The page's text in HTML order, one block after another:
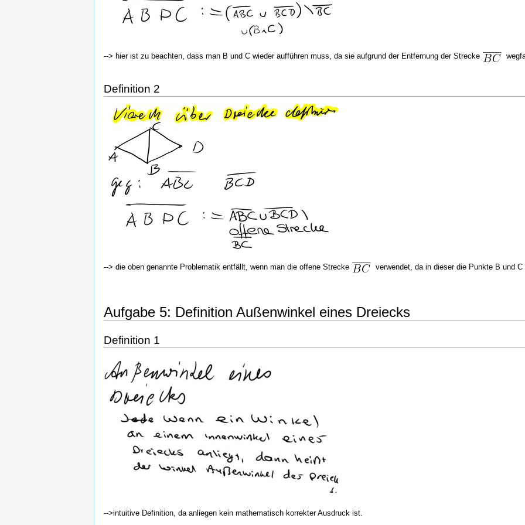
--> hier ist zu beachten, dass man B und C wieder aufführen muss, da sie aufgrund der Entfernung der Strecke
Definition 2
--> die oben genannte Problematik entfällt, wenn man die offene Strecke verwendet, da in dieser die Punkte B und C
Aufgabe 5: Definition Außenwinkel eines Dreiecks
Definition 1
-->intuitive Definition, da anliegen kein mathematisch korrekter Ausdruck ist.